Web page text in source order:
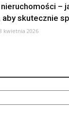
–
skutecznie
kwietnia 2026